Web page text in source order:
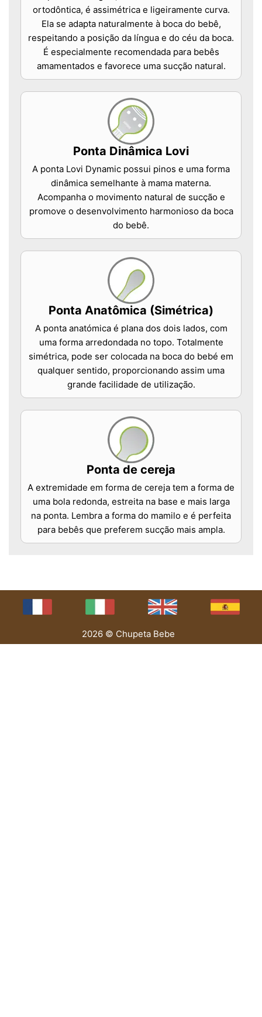
ortodôntica, é assimétrica e ligeiramente curva.
Ela se adapta naturalmente à boca do bebê,
respeitando a posição da língua e do céu da boca.
É especialmente recomendada para bebês
amamentados e favorece uma sucção natural.
Ponta Dinâmica Lovi
A ponta Lovi Dynamic possui pinos e uma forma
dinâmica semelhante à mama materna.
Acompanha o movimento natural de sucção e
promove o desenvolvimento harmonioso da boca
do bebê.
Ponta Anatômica (Simétrica)
A ponta anatómica é plana dos dois lados, com
uma forma arredondada no topo. Totalmente
simétrica, pode ser colocada na boca do bebé em
qualquer sentido, proporcionando assim uma
grande facilidade de utilização.
Ponta de cereja
A extremidade em forma de cereja tem a forma de
uma bola redonda, estreita na base e mais larga
na ponta. Lembra a forma do mamilo e é perfeita
para bebês que preferem sucção mais ampla.
2026 © Chupeta Bebe